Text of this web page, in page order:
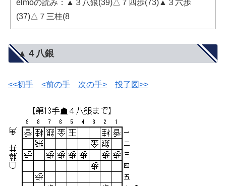
elmoの読み：▲３八銀(39)△７四歩(73)▲３六歩
(37)△７三桂(8
▲４八銀
<<初手 <前の手 次の手> 投了図>>